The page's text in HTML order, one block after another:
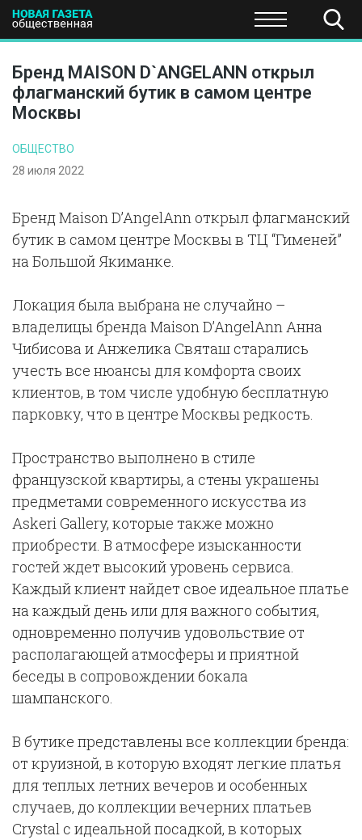
ПОЛИТИКА ЭКОНОМИКА НАУКА И
Бренд MAISON D`ANGELANN открыл
флагманский бутик в самом центре
Москвы
ОБЩЕСТВО
28 июля 2022
Бренд Maison D’AngelAnn открыл флагманский
бутик в самом центре Москвы в ТЦ “Гименей”
на Большой Якиманке.
Локация была выбрана не случайно –
владелицы бренда Maison D’AngelAnn Анна
Чибисова и Анжелика Святаш старались
учесть все нюансы для комфорта своих
клиентов, в том числе удобную бесплатную
парковку, что в центре Москвы редкость.
Пространство выполнено в стиле
французской квартиры, а стены украшены
предметами современного искусства из
Askeri Gallery, которые также можно
приобрести. В атмосфере изысканности
гостей ждет высокий уровень сервиса.
Каждый клиент найдет свое идеальное платье
на каждый день или для важного события,
одновременно получив удовольствие от
располагающей атмосферы и приятной
беседы в сопровождении бокала
шампанского.
В бутике представлены все коллекции бренда:
от круизной, в которую входят легкие платья
для теплых летних вечеров и особенных
случаев, до коллекции вечерних платьев
Crystal с идеальной посадкой, в которых